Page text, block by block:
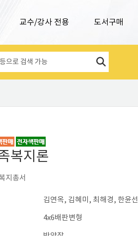
교수/강사 전용 도서구매
복지론
지총서
김연옥, 김혜미, 최해경, 한윤선
4x6배판변형